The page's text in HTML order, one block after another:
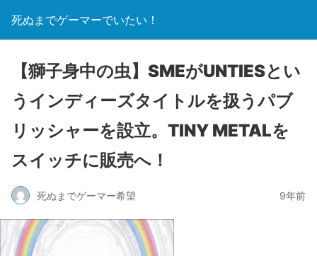
死ぬまでゲーマーでいたい！
【獅子身中の虫】SMEがUNTIESとい
うインディーズタイトルを扱うパブ
リッシャーを設立。TINY METALを
スイッチに販売へ！
死ぬまでゲーマー希望 9年前